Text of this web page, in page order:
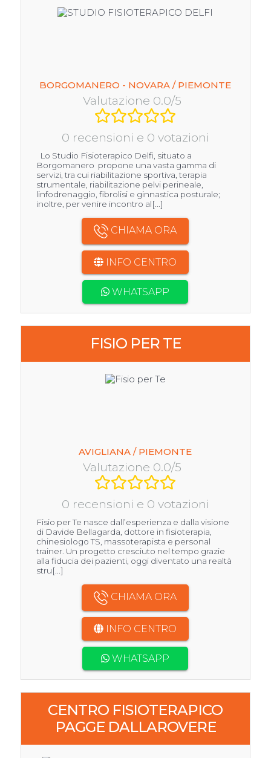
BORGOMANERO - NOVARA / PIEMONTE
Valutazione 0.0/5
0 recensioni e 0 votazioni
Lo Studio Fisioterapico Delfi, situato a
Borgomanero propone una vasta gamma di
servizi, tra cui riabilitazione sportiva, terapia
strumentale, riabilitazione pelvi perineale,
linfodrenaggio, fibrolisi e ginnastica posturale;
inoltre, per venire incontro al[...]
CHIAMA ORA
INFO CENTRO
WHATSAPP
FISIO PER TE
AVIGLIANA / PIEMONTE
Valutazione 0.0/5
0 recensioni e 0 votazioni
Fisio per Te nasce dall’esperienza e dalla visione
di Davide Bellagarda, dottore in fisioterapia,
chinesiologo TS, massoterapista e personal
trainer. Un progetto cresciuto nel tempo grazie
alla fiducia dei pazienti, oggi diventato una realtà
stru[...]
CHIAMA ORA
INFO CENTRO
WHATSAPP
CENTRO FISIOTERAPICO
PAGGE DALLAROVERE